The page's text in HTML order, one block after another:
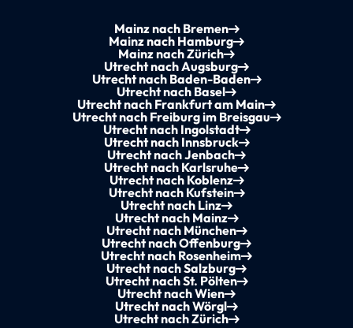
Mainz nach Bremen
Mainz nach Hamburg
Mainz nach Zürich
Utrecht nach Augsburg
Utrecht nach Baden-Baden
Utrecht nach Basel
Utrecht nach Frankfurt am Main
Utrecht nach Freiburg im Breisgau
Utrecht nach Ingolstadt
Utrecht nach Innsbruck
Utrecht nach Jenbach
Utrecht nach Karlsruhe
Utrecht nach Koblenz
Utrecht nach Kufstein
Utrecht nach Linz
Utrecht nach Mainz
Utrecht nach München
Utrecht nach Offenburg
Utrecht nach Rosenheim
Utrecht nach Salzburg
Utrecht nach St. Pölten
Utrecht nach Wien
Utrecht nach Wörgl
Utrecht nach Zürich